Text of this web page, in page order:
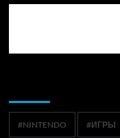
#NINTENDO #ИГРЫ